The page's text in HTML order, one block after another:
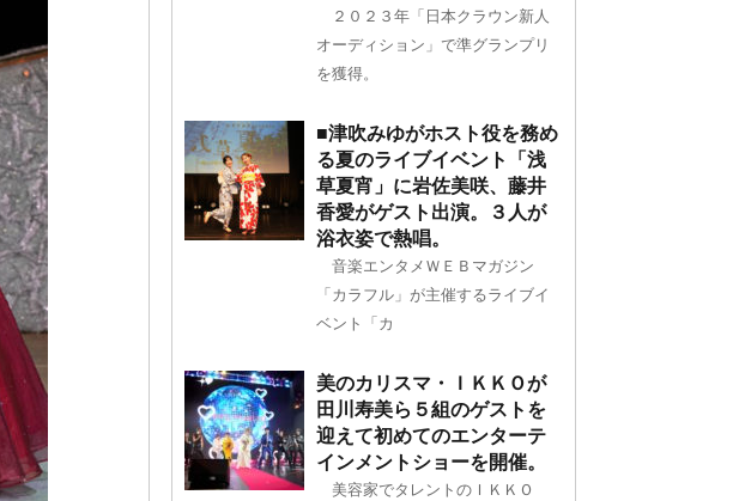
２０２３年「日本クラウン新人
オーディション」で準グランプリ
を獲得。
■津吹みゆがホスト役を務め
る夏のライブイベント「浅
草夏宵」に岩佐美咲、藤井
香愛がゲスト出演。３人が
浴衣姿で熱唱。
音楽エンタメＷＥＢマガジン
「カラフル」が主催するライブイ
ベント「カ
美のカリスマ・ＩＫＫＯが
田川寿美ら５組のゲストを
迎えて初めてのエンターテ
インメントショーを開催。
美容家でタレントのＩＫＫＯ